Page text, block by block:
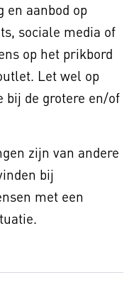
en aanbod op
sociale media of
op het prikbord
Let wel op
bij de grotere en/of
zijn van andere
bij
met een